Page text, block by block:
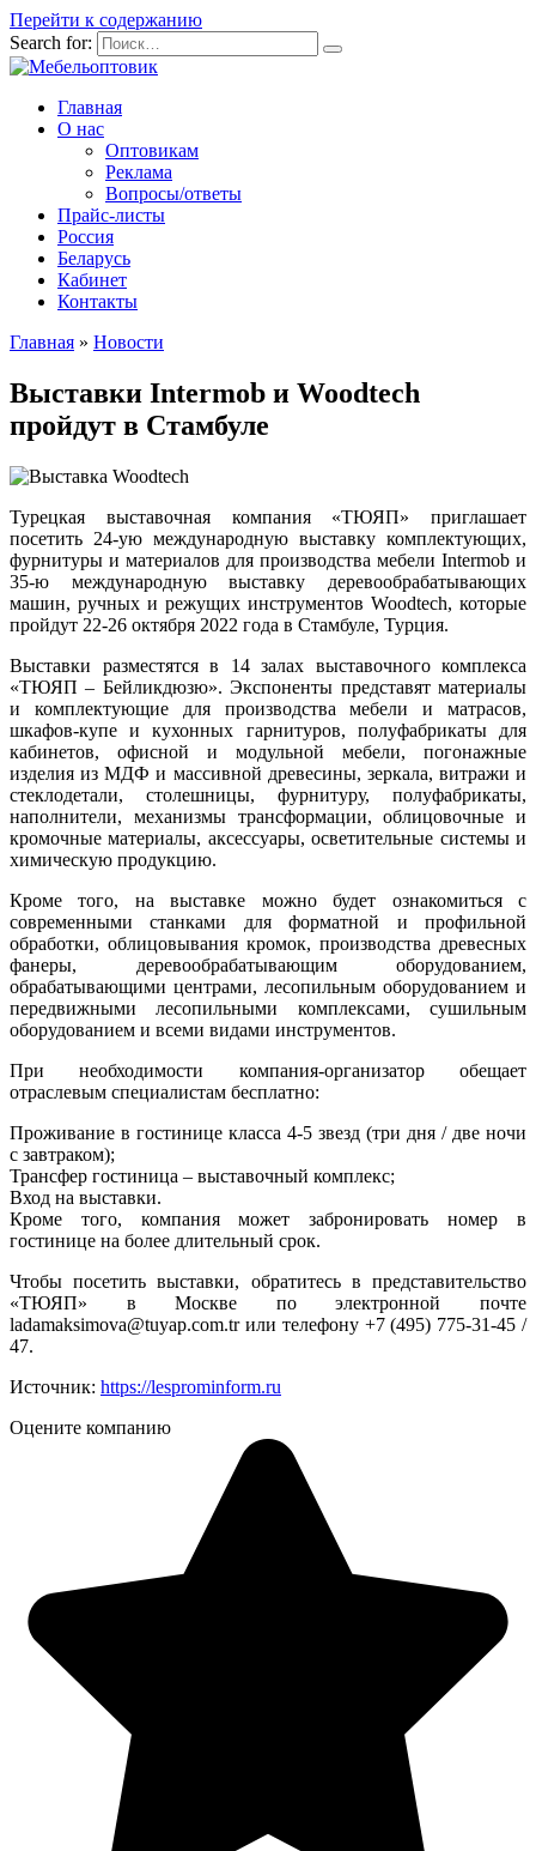
Перейти к содержанию
Search for:
Главная
О нас
Оптовикам
Реклама
Вопросы/ответы
Прайс-листы
Россия
Беларусь
Кабинет
Контакты
Главная » Новости
Выставки Intermob и Woodtech
пройдут в Стамбуле
Турецкая выставочная компания «ТЮЯП» приглашает
посетить 24-ую международную выставку комплектующих,
фурнитуры и материалов для производства мебели Intermob и
35-ю международную выставку деревообрабатывающих
машин, ручных и режущих инструментов Woodtech, которые
пройдут 22-26 октября 2022 года в Стамбуле, Турция.
Выставки разместятся в 14 залах выставочного комплекса
«ТЮЯП – Бейликдюзю». Экспоненты представят материалы
и комплектующие для производства мебели и матрасов,
шкафов-купе и кухонных гарнитуров, полуфабрикаты для
кабинетов, офисной и модульной мебели, погонажные
изделия из МДФ и массивной древесины, зеркала, витражи и
стеклодетали, столешницы, фурнитуру, полуфабрикаты,
наполнители, механизмы трансформации, облицовочные и
кромочные материалы, аксессуары, осветительные системы и
химическую продукцию.
Кроме того, на выставке можно будет ознакомиться с
современными станками для форматной и профильной
обработки, облицовывания кромок, производства древесных
фанеры, деревообрабатывающим оборудованием,
обрабатывающими центрами, лесопильным оборудованием и
передвижными лесопильными комплексами, сушильным
оборудованием и всеми видами инструментов.
При необходимости компания-организатор обещает
отраслевым специалистам бесплатно:
Проживание в гостинице класса 4-5 звезд (три дня / две ночи
с завтраком);
Трансфер гостиница – выставочный комплекс;
Вход на выставки.
Кроме того, компания может забронировать номер в
гостинице на более длительный срок.
Чтобы посетить выставки, обратитесь в представительство
«ТЮЯП» в Москве по электронной почте
ladamaksimova@tuyap.com.tr или телефону +7 (495) 775-31-45 /
47.
Источник: https://lesprominform.ru
Оцените компанию